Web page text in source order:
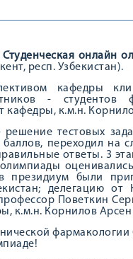
онлайн
респ. Узбекистан).
кафедры
- студентов
к.м.н.
решение тестовых
переходил на
ответы. 3
были
делегацию от
Поветкин
к.м.н. Корнилов
фармакологии